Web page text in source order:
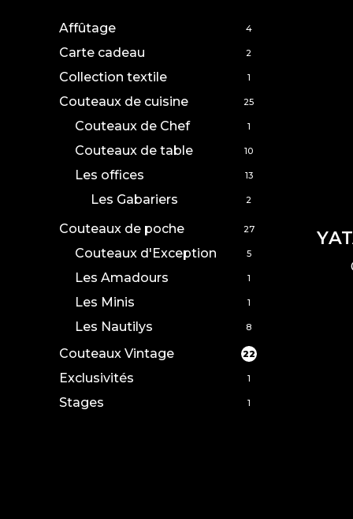
Affûtage 4
Carte cadeau 2
Collection textile 1
Couteaux de cuisine 25
Couteaux de Chef 1
Couteaux de table 10
Les offices 13
Les Gabariers 2
Couteaux de poche 27
Couteaux d'Exception 5
Les Amadours 1
Les Minis 1
Les Nautilys 8
Couteaux Vintage 22
Exclusivités 1
Stages 1